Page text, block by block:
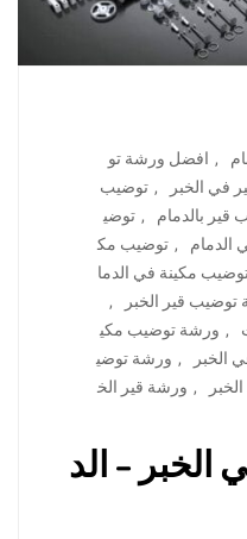
, افضل ورشة تو
في الخبر , توضيب
قير بالدمام , توضي
الدمام , توضيب مك
مكينة في الدما
قير الخبر
,
, ورشة توضيب مكي
الخبر , ورشة توضي
, ورشة قير الخ
– الد